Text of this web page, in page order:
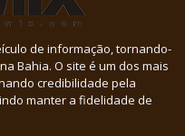
de informação, tornando-
Bahia. O site é um dos mais
credibilidade pela
manter a fidelidade de